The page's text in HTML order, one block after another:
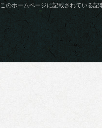
このホームページに記載されている